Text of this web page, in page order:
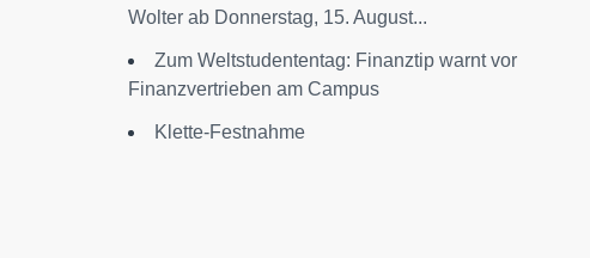
Wolter ab Donnerstag, 15. August...
Zum Weltstudententag: Finanztip warnt vor
Finanzvertrieben am Campus
Klette-Festnahme